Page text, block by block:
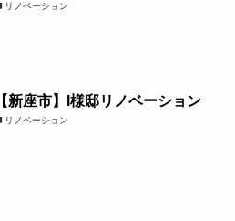
リノベーション
【新座市】I様邸リノベーション
リノベーション